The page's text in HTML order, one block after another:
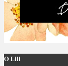
O Lili